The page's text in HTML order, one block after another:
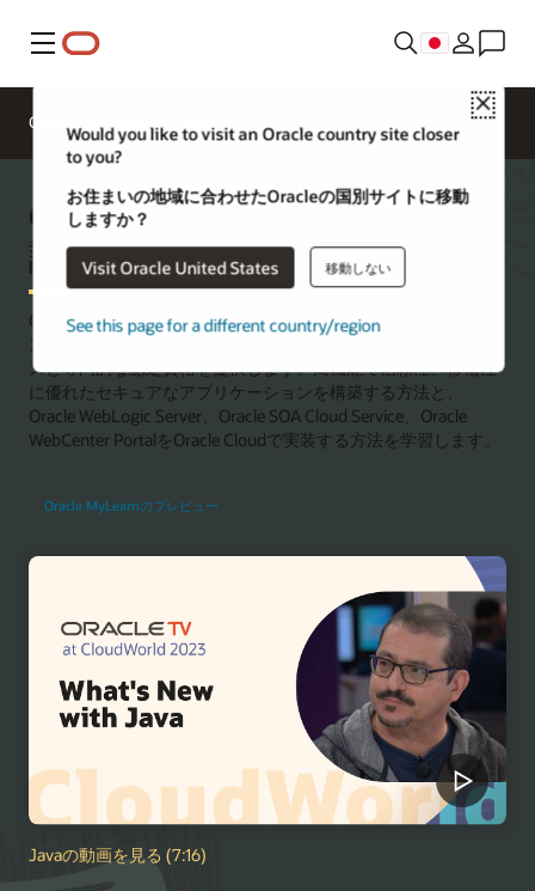
メニュー
Close
Would you like to visit an Oracle country site closer
to you?
お住まいの地域に合わせたOracleの国別サイトに移動
しますか？
Visit Oracle United States 移動しない
See this page for a different country/region
Oracle University
Oracle University お
問合せ
Oracle Javaのトレーニングと
認定
Oracle Universityは、組織がJavaによるハイテク・ソリューショ
ンの最先端に立ち続けるために役立つ、ロールベースの学習パ
スと専門的な認定資格を提供します。高機能で信頼性、移植性
に優れたセキュアなアプリケーションを構築する方法と、
Oracle WebLogic Server、Oracle SOA Cloud Service、Oracle
WebCenter PortalをOracle Cloudで実装する方法を学習します。
Oracle MyLearnのプレビュー
Javaの動画を見る (7:16)